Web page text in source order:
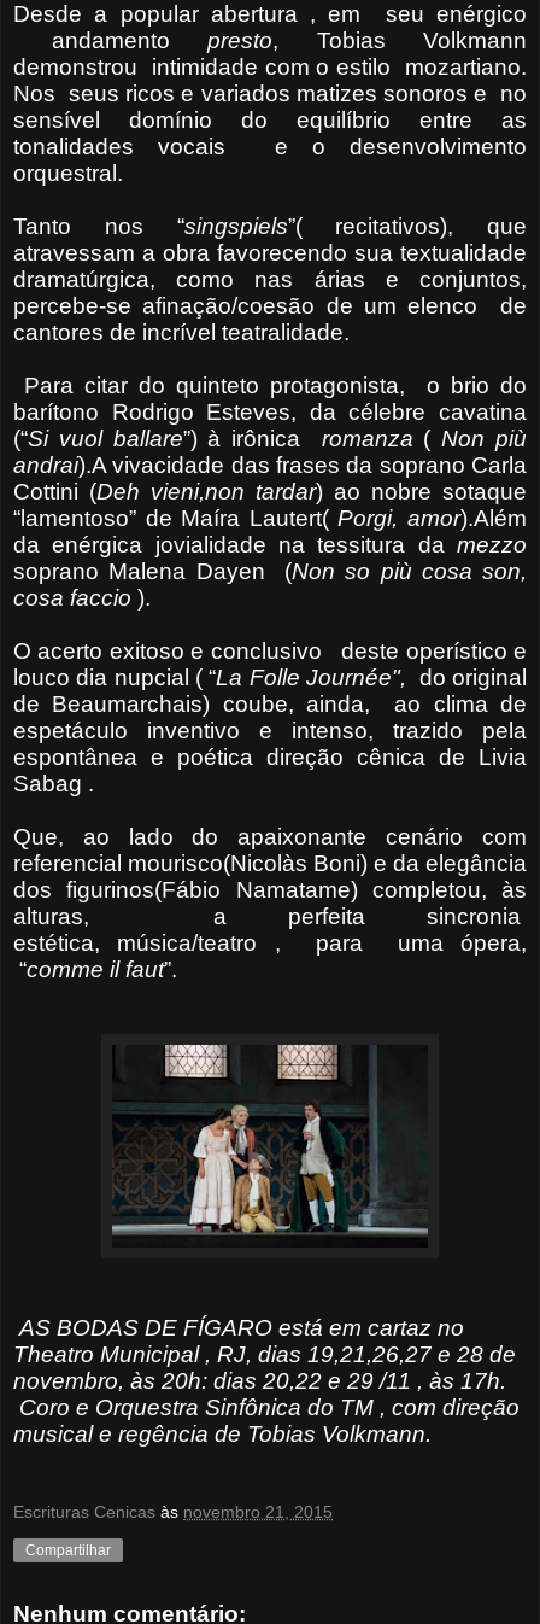
Desde a popular abertura , em seu enérgico
andamento presto, Tobias Volkmann
demonstrou intimidade com o estilo mozartiano.
Nos seus ricos e variados matizes sonoros e no
sensível domínio do equilíbrio entre as
tonalidades vocais e o desenvolvimento
orquestral.
Tanto nos “singspiels”( recitativos), que
atravessam a obra favorecendo sua textualidade
dramatúrgica, como nas árias e conjuntos,
percebe-se afinação/coesão de um elenco de
cantores de incrível teatralidade.
Para citar do quinteto protagonista, o brio do
barítono Rodrigo Esteves, da célebre cavatina
(“Si vuol ballare”) à irônica romanza (Non più
andrai).A vivacidade das frases da soprano Carla
Cottini (Deh vieni,non tardar) ao nobre sotaque
“lamentoso” de Maíra Lautert(Porgi, amor).Além
da enérgica jovialidade na tessitura da mezzo
soprano Malena Dayen (Non so più cosa son,
cosa faccio ).
O acerto exitoso e conclusivo deste operístico e
louco dia nupcial ( “La Folle Journée",
do original
de Beaumarchais) coube, ainda, ao clima de
espetáculo inventivo e intenso, trazido pela
espontânea e poética direção cênica de Livia
Sabag .
Que, ao lado do apaixonante cenário com
referencial mourisco(Nicolàs Boni) e da elegância
dos figurinos(Fábio Namatame) completou, às
alturas, a perfeita sincronia
estética, música/teatro , para uma ópera,
“comme il faut”.
AS BODAS DE FÍGARO está em cartaz no
Theatro Municipal , RJ, dias 19,21,26,27 e 28 de
novembro, às 20h: dias 20,22 e 29 /11 , às 17h.
Coro e Orquestra Sinfônica do TM , com direção
musical e regência de Tobias Volkmann.
Escrituras Cenicas às novembro 21, 2015
Compartilhar
Nenhum comentário: